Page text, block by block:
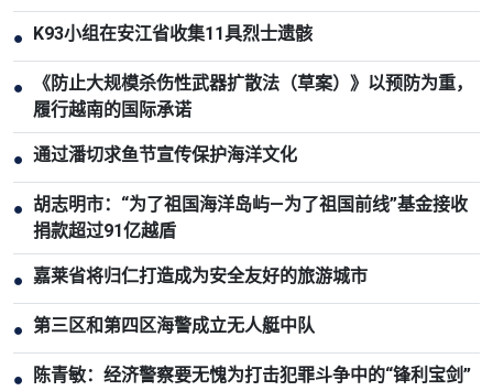
● K93小组在安江省收集11具烈士遗骸
●
《防止大规模杀伤性武器扩散法（草案）》以预防为重，
履行越南的国际承诺
● 通过潘切求鱼节宣传保护海洋文化
● 胡志明市：“为了祖国海洋岛屿—为了祖国前线”基金接收
捐款超过91亿越盾
● 嘉莱省将归仁打造成为安全友好的旅游城市
● 第三区和第四区海警成立无人艇中队
● 陈青敏：经济警察要无愧为打击犯罪斗争中的“锋利宝剑”